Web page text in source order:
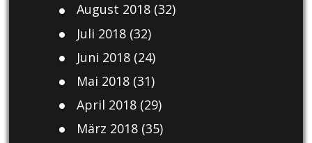
August 2018(32)
Juli 2018(32)
Juni 2018(24)
Mai 2018(31)
April 2018(29)
März 2018(35)